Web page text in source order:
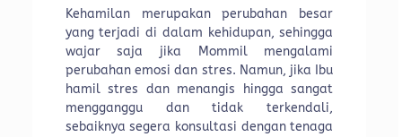
Kehamilan merupakan perubahan besar
yang terjadi di dalam kehidupan, sehingga
wajar saja jika Mommil mengalami
perubahan emosi dan stres. Namun, jika Ibu
hamil stres dan menangis hingga sangat
mengganggu dan tidak terkendali,
sebaiknya segera konsultasi dengan tenaga